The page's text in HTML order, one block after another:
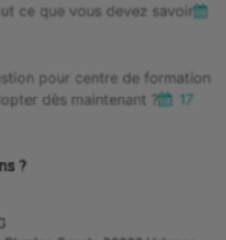
ce que vous devez savoir
pour centre de formation
dès maintenant ?
17
?